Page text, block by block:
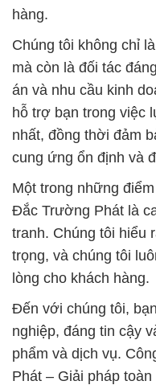
hỗ trợ bạn trong việc
nhất, đồng thời đảm
cung ứng ổn định và
Một trong những
Đắc Trường Phát là
tranh. Chúng tôi hiểu
trọng, và chúng tôi
lòng cho khách hàng.
Đến với chúng tôi,
nghiệp, đáng tin cậy
phẩm và dịch vụ.
Phát – Giải pháp toàn
Cam kết cung cấp
và có khả năng đáp
hàng.
# Nơi chuyên bán ♦